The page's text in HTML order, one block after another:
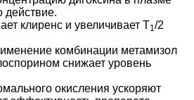
действие.
клиренс и увеличивает Т1/2
комбинации метамизол
снижает уровень
окисления ускоряют